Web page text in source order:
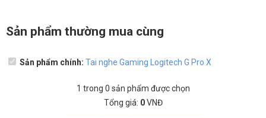
Sản phẩm thường mua cùng
Sản phẩm chính: Tai nghe Gaming Logitech G Pro X
1 trong 0 sản phẩm được chọn
Tổng giá: 0VNĐ